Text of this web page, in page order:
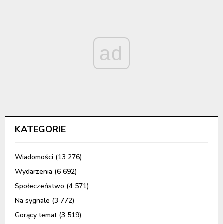
ad
KATEGORIE
Wiadomości (13 276)
Wydarzenia (6 692)
Społeczeństwo (4 571)
Na sygnale (3 772)
Gorący temat(3 519)